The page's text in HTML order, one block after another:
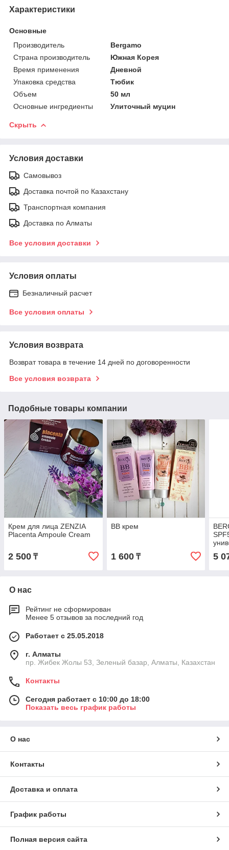
Характеристики
Основные
Производитель
Bergamo
Страна производитель
Южная Корея
Время применения
Дневной
Упаковка средства
Тюбик
Объем
50 мл
Основные ингредиенты
Улиточный муцин
Скрыть
Условия доставки
Самовывоз
Доставка почтой по Казахстану
Транспортная компания
Доставка по Алматы
Все условия доставки
Условия оплаты
Безналичный расчет
Все условия оплаты
Условия возврата
Возврат товара в течение 14 дней по договоренности
Все условия возврата
Подобные товары компании
Крем для лица ZENZIA
Placenta Ampoule Cream
2 500 ₸
BB крем
1 600₸ 5
О нас
Рейтинг не сформирован
Менее 5 отзывов за последний год
Работает с 25.05.2018
г. Алматы
пр. Жибек Жолы 53, Зеленый базар, Алматы, Казахстан
Контакты
Сегодня работает с 10:00 до 18:00
Показать весь график работы
О нас
Контакты
Доставка и оплата
График работы
Полная версия сайта